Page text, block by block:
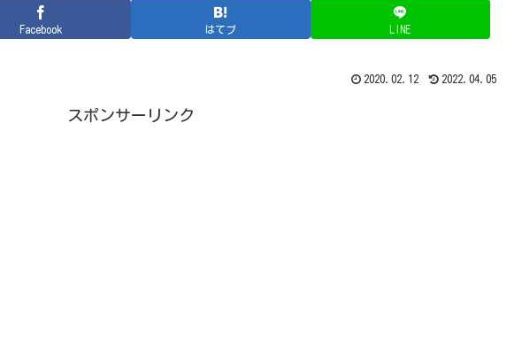
Facebook はてブ LINE
2020.02.12 2022.04.05
スポンサーリンク